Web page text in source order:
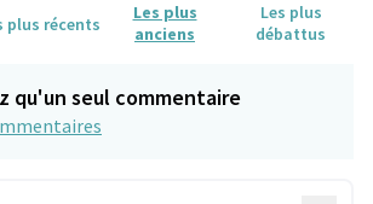
plus récents
Les plus
anciens
Les plus
débattus
qu'un seul commentaire